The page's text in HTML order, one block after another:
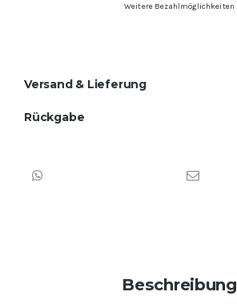
Gel-
Weitere Bezahlmöglichkeiten
Versand & Lieferung
Rückgabe
Beschreibung